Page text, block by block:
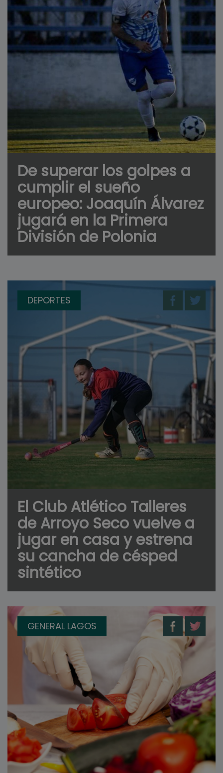
De superar los golpes a
cumplir el sueño
europeo: Joaquín Álvarez
jugará en la Primera
División de Polonia
DEPORTES
El Club Atlético Talleres
de Arroyo Seco vuelve a
jugar en casa y estrena
su cancha de césped
sintético
GENERAL LAGOS